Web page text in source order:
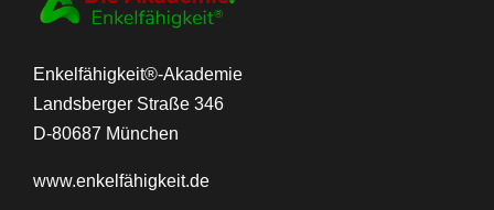
Enkelfähigkeit®-Akademie
Landsberger Straße 346
D-80687 München
www.enkelfähigkeit.de